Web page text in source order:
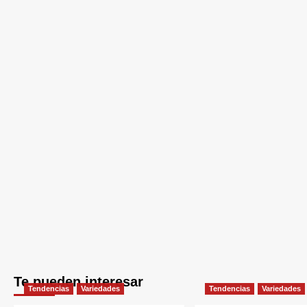
Te pueden interesar
Tendencias Variedades Tendencias Variedades